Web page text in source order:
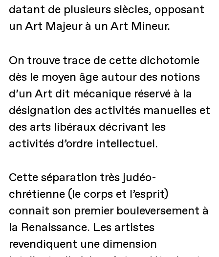
datant de plusieurs siècles, opposant
un Art Majeur à un Art Mineur.
On trouve trace de cette dichotomie
dès le moyen âge autour des notions
d’un Art dit mécanique réservé à la
désignation des activités manuelles et
des arts libéraux décrivant les
activités d’ordre intellectuel.
Cette séparation très judéo-
chrétienne (le corps et l’esprit)
connait son premier bouleversement à
la Renaissance. Les artistes
revendiquent une dimension